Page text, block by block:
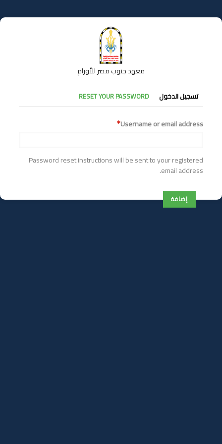
إلى
المحتوى
معهد جنوب مصر للأورام
التبويبات
الأساسية
تسجيل الدخول RESET YOUR PASSWORD
Username or email address
Password reset instructions will be sent to your registered
email address.